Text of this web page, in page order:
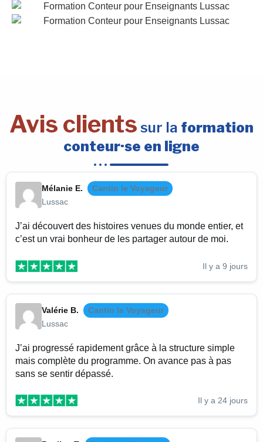
Avis clients sur la formation
conteur·se en ligne
Mélanie E.
Cantin le Voyageur
Lussac
J’ai découvert des histoires venues du monde entier, et
c’est un vrai bonheur de les partager autour de moi.
Il y a 9 jours
Valérie B.
Cantin le Voyageur
Lussac
J’ai progressé rapidement grâce à la structure simple
mais complète du programme. On avance pas à pas
sans se sentir dépassé.
Il y a 24 jours